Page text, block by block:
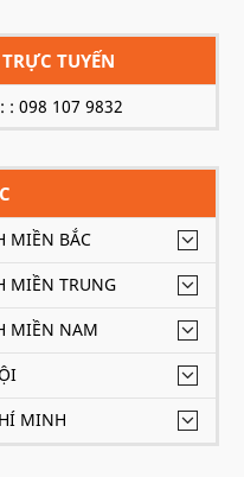
TUYẾN
: 098 107 9832
MIỀN BẮC
MIỀN TRUNG
MIỀN NAM
MINH